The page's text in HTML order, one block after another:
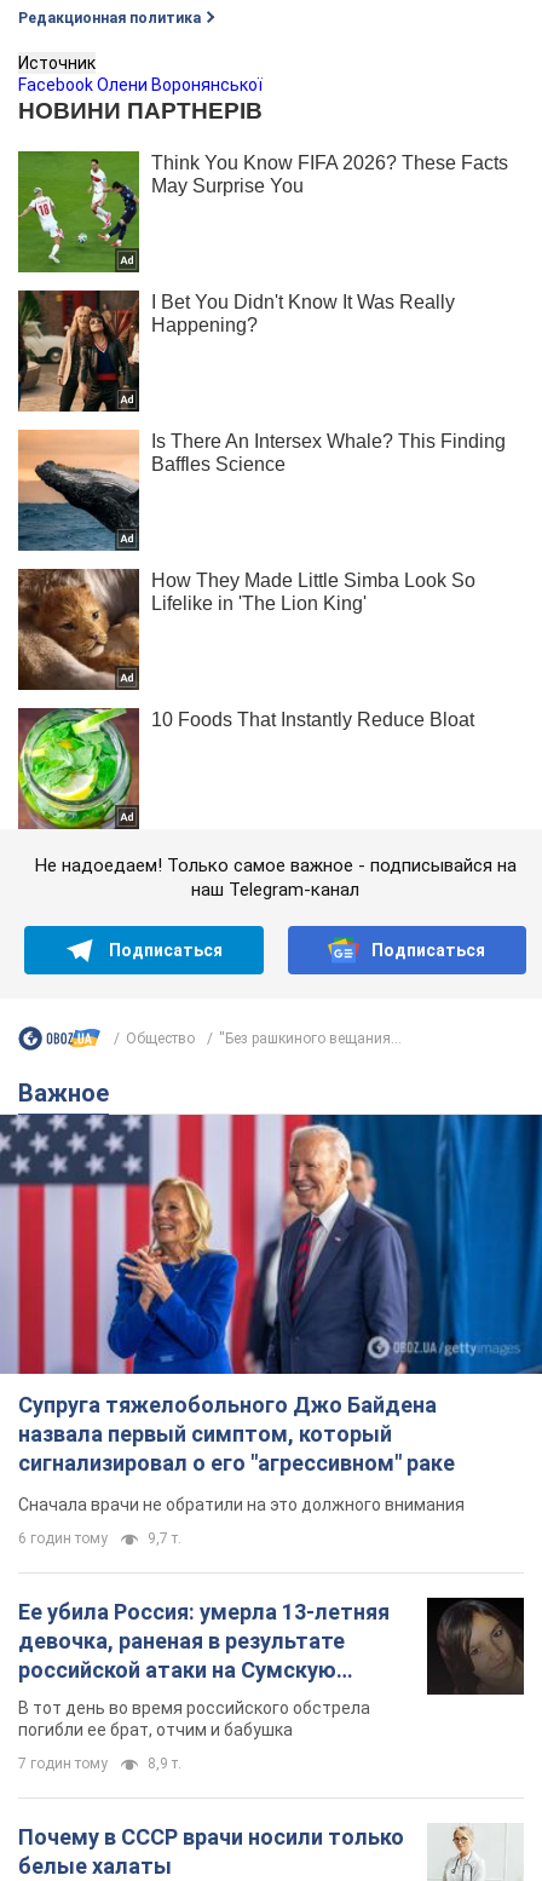
Редакционная политика
Источник
Facebook Олени Воронянської
Не надоедаем! Только самое важное - подписывайся на
наш Telegram-канал
Подписаться Подписаться
Общество ''Без рашкиного вещания...
Важное
Супруга тяжелобольного Джо Байдена
назвала первый симптом, который
сигнализировал о его "агрессивном" раке
Сначала врачи не обратили на это должного внимания
6 годин тому 9,7 т.
Ее убила Россия: умерла 13-летняя
девочка, раненая в результате
российской атаки на Сумскую
область. Фото
В тот день во время российского обстрела
погибли ее брат, отчим и бабушка
7 годин тому 8,9 т.
Почему в СССР врачи носили только
белые халаты